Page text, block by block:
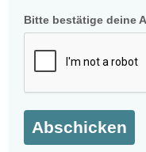
Bitte bestätige deine
Abschicken